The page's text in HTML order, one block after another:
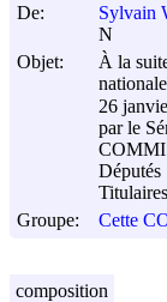
De:
Sylvain
N
Objet:
À la
26
par le
Députés
Groupe:
Cette
composition